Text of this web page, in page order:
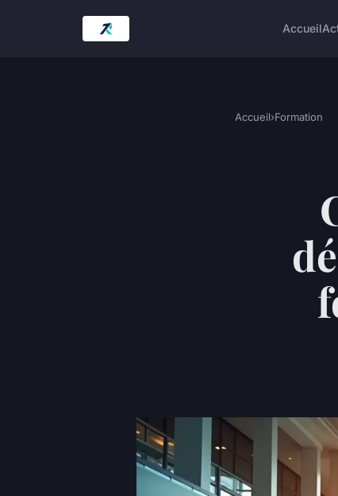
Accueil
Accueil›Formation